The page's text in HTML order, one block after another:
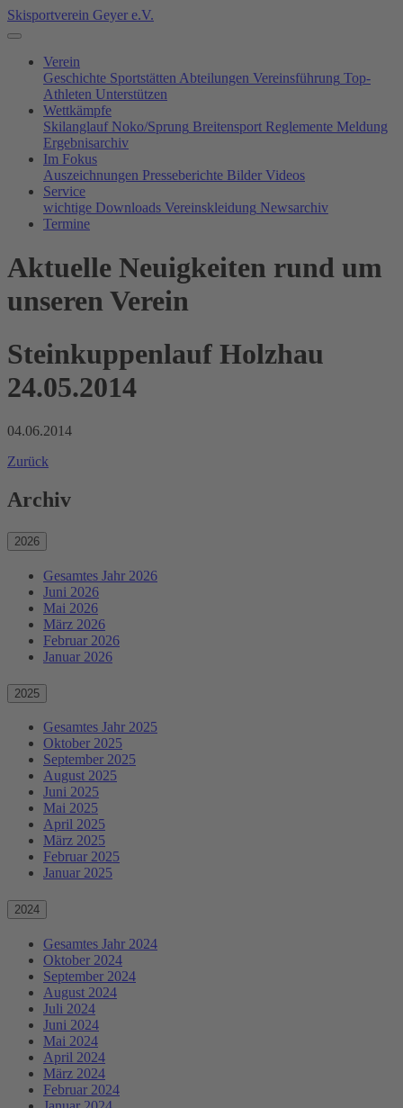
Skisportverein Geyer e.V.
Verein
Geschichte Sportstätten Abteilungen Vereinsführung Top-
Athleten Unterstützen
Wettkämpfe
Skilanglauf Noko/Sprung Breitensport Reglemente Meldung
Ergebnisarchiv
Im Fokus
Auszeichnungen Presseberichte Bilder Videos
Service
wichtige Downloads Vereinskleidung Newsarchiv
Termine
Aktuelle Neuigkeiten rund um
unseren Verein
Steinkuppenlauf Holzhau
24.05.2014
04.06.2014
Zurück
Archiv
2026
Gesamtes Jahr 2026
Juni 2026
Mai 2026
März 2026
Februar 2026
Januar 2026
2025
Gesamtes Jahr 2025
Oktober 2025
September 2025
August 2025
Juni 2025
Mai 2025
April 2025
März 2025
Februar 2025
Januar 2025
2024
Gesamtes Jahr 2024
Oktober 2024
September 2024
August 2024
Juli 2024
Juni 2024
Mai 2024
April 2024
März 2024
Februar 2024